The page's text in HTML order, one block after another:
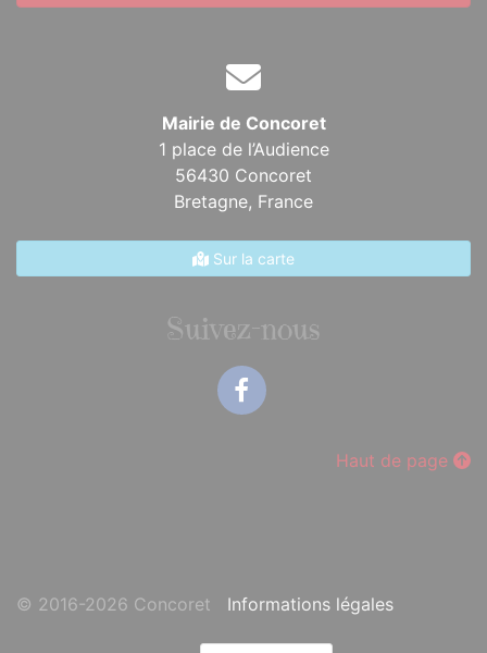
Mairie de Concoret
1 place de l’Audience
56430 Concoret
Bretagne, France
Sur la carte
Suivez-nous
Haut de page
© 2016-2026 Concoret Informations légales